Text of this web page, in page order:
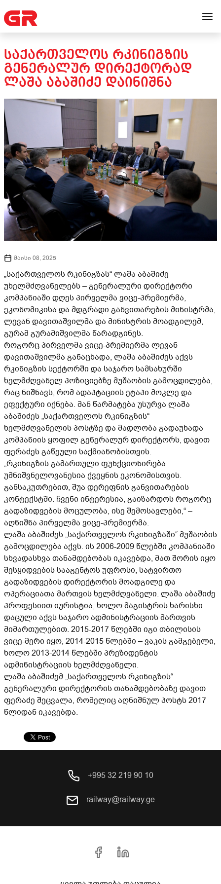
ᲡᲐᲥᲐᲠᲗᲕᲔᲚᲝᲡ ᲠᲙᲘᲜᲘᲒᲖᲘᲡ
ᲒᲔᲜᲔᲠᲐᲚᲣᲠ ᲓᲘᲠᲔᲥᲢᲝᲠᲐᲓ
ᲚᲐᲨᲐ ᲐᲑᲐᲨᲘᲫᲔ ᲓᲐᲘᲜᲘᲨᲜᲐ
მაისი 08, 2025
„საქართველოს რკინიგზას“ ლაშა აბაშიძე
უხელმძღვანელებს – გენერალური დირექტორი
კომპანიაში დღეს პირველმა ვიცე-პრემიერმა,
ეკონომიკისა და მდგრადი განვითარების მინისტრმა,
ლევან დავითაშვილმა და მინისტრის მოადგილემ,
გურამ გურამიშვილმა წარადგინეს.
როგორც პირველმა ვიცე-პრემიერმა ლევან
დავითაშვილმა განაცხადა, ლაშა აბაშიძეს აქვს
რკინიგზის სექტორში და საჯარო სამსახურში
ხელმძღვანელ პოზიციებზე მუშაობის გამოცდილება,
რაც ნიშნავს, რომ ადაპტაციის ეტაპი მოკლე და
ეფექტური იქნება. მან წარმატება უსურვა ლაშა
აბაშიძეს „საქართველოს რკინიგზის“
ხელმძღვანელის პოსტზე და მადლობა გადაუხადა
კომპანიის ყოფილ გენერალურ დირექტორს, დავით
ფერაძეს გაწეული საქმიანობისთვის.
„რკინიგზის გამართული ფუნქციონირება
უმნიშვნელოვანესია ქვეყნის ეკონომისთვის.
განსაკუთრებით, შუა დერეფნის განვითარების
კონტექსტში. ჩვენი ინტერესია, გაიზარდოს როგორც
გადაზიდვების მოცულობა, ისე შემოსავლები,“ –
აღნიშნა პირველმა ვიცე-პრემიერმა.
ლაშა აბაშიძეს „საქართველოს რკინიგზაში“ მუშაობის
გამოცდილება აქვს. ის 2006-2009 წლებში კომპანიაში
სხვადასხვა თანამდებობას იკავებდა, მათ შორის იყო
შესყიდვების სააგენტოს უფროსი, სატვირთო
გადაზიდვების დირექტორის მოადგილე და
ოპერაციათა მართვის ხელმძღვანელი. ლაშა აბაშიძე
პროფესიით იურისტია, ხოლო მაგისტრის ხარისხი
დაცული აქვს საჯარო ადმინისტრაციის მართვის
მიმართულებით. 2015-2017 წლებში იგი თბილისის
ვიცე-მერი იყო, 2014-2015 წლებში – ვაკის გამგებელი,
ხოლო 2013-2014 წლებში პრეზიდენტის
ადმინისტრაციის ხელმძღვანელი.
ლაშა აბაშიძემ „საქართველოს რკინიგზის“
გენერალური დირექტორის თანამდებობაზე დავით
ფერაძე შეცვალა, რომელიც აღნიშნულ პოსტს 2017
წლიდან იკავებდა.
+995 32 219 90 10
railway@railway.ge